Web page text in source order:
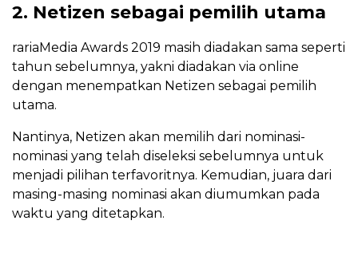
2. Netizen sebagai pemilih utama
rariaMedia Awards 2019 masih diadakan sama seperti
tahun sebelumnya, yakni diadakan via online
dengan menempatkan Netizen sebagai pemilih
utama.
Nantinya, Netizen akan memilih dari nominasi-
nominasi yang telah diseleksi sebelumnya untuk
menjadi pilihan terfavoritnya. Kemudian, juara dari
masing-masing nominasi akan diumumkan pada
waktu yang ditetapkan.